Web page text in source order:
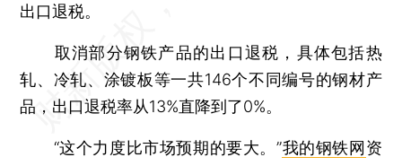
出口退税。
取消部分钢铁产品的出口退税，具体包括热
轧、冷轧、涂镀板等一共146个不同编号的钢材产
品，出口退税率从13%直降到了0%。
“这个力度比市场预期的要大。”我的钢铁网 资